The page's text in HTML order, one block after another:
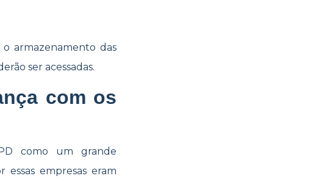
armazenamento das
ser acessadas.
com os
como um grande
empresas eram